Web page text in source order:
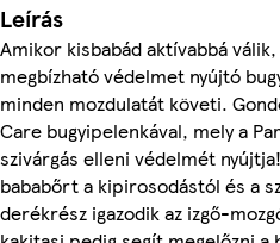
Leírás
Amikor kisbabád aktívabbá
megbízható védelmet nyújtó
minden mozdulatát követi.
Care bugyipelenkával, mely a
szivárgás elleni védelmét
bababőrt a kipirosodástól és a
derékrész igazodik az izgő-